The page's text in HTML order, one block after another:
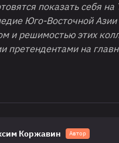
показать себя на
Юго-Восточной Азии
и решимостью этих
претендентами на
Коржавин Автор